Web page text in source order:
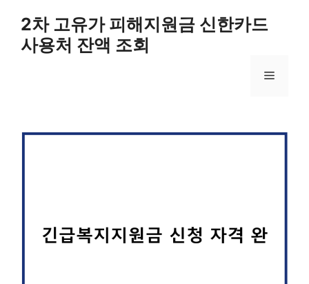
2차 고유가 피해지원금 신한카드
사용처 잔액 조회
메